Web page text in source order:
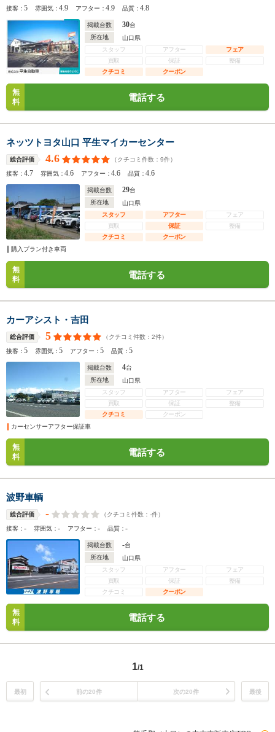
接客：5 雰囲気：4.9 アフター：4.9 品質：4.8
掲載台数 30台
所在地
山口県
スタッフ
アフター
フェア
買取
保証
整備
クチコミ
クーポン
無
料
電話する
ネッツトヨタ山口 平生マイカーセンター
総合評価 4.6 （クチコミ件数： 9件）
接客：4.7 雰囲気：4.6 アフター：4.6 品質：4.6
掲載台数 29台
所在地
山口県
スタッフ
アフター
フェア
買取
保証
整備
クチコミ
クーポン
購入プラン付き車両
無
料
電話する
カーアシスト・吉田
総合評価 5 （クチコミ件数： 2件）
接客：5 雰囲気：5 アフター：5 品質：5
掲載台数 4台
所在地
山口県
スタッフ
アフター
フェア
買取
保証
整備
クチコミ
クーポン
カーセンサーアフター保証車
無
料
電話する
波野車輌
総合評価 - （クチコミ件数： -件）
接客：- 雰囲気：- アフター：- 品質：-
掲載台数 -台
所在地
山口県
スタッフ
アフター
フェア
買取
保証
整備
クチコミ
クーポン
無
料
電話する
1/1
最初 前の20件 次の20件 最後